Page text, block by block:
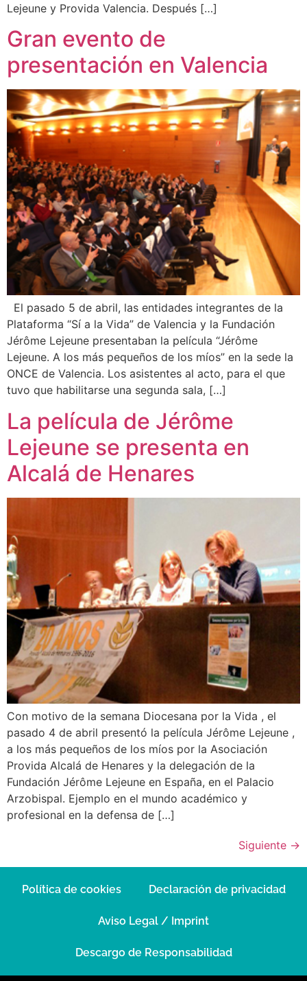
Lejeune y Provida Valencia. Después […]
Gran evento de
presentación en Valencia
El pasado 5 de abril, las entidades integrantes de la
Plataforma “Sí a la Vida” de Valencia y la Fundación
Jérôme Lejeune presentaban la película “Jérôme
Lejeune. A los más pequeños de los míos” en la sede la
ONCE de Valencia. Los asistentes al acto, para el que
tuvo que habilitarse una segunda sala, […]
La película de Jérôme
Lejeune se presenta en
Alcalá de Henares
Con motivo de la semana Diocesana por la Vida , el
pasado 4 de abril presentó la película Jérôme Lejeune ,
a los más pequeños de los míos por la Asociación
Provida Alcalá de Henares y la delegación de la
Fundación Jérôme Lejeune en España, en el Palacio
Arzobispal. Ejemplo en el mundo académico y
profesional en la defensa de […]
Siguiente →
Política de cookies Declaración de privacidad
Aviso Legal / Imprint
Descargo de Responsabilidad